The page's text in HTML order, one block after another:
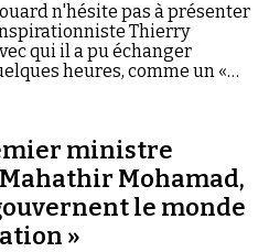
n'hésite pas à présenter
Thierry
qui il a pu échanger
heures, comme un «
ministre
Mohamad,
le monde
»